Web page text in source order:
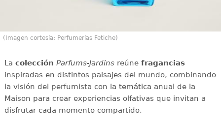
(Imagen cortesía: Perfumerías Fetiche)
La colección Parfums-Jardinsreúne fragancias
inspiradas en distintos paisajes del mundo, combinando
la visión del perfumista con la temática anual de la
Maison para crear experiencias olfativas que invitan a
disfrutar cada momento compartido.